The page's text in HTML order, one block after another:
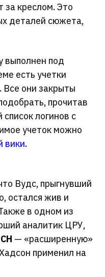
за креслом. Это
деталей сюжета,
выполнен под
есть учетки
Все они закрыты
прочитав
логинов с
учеток можно
вики.
Вудс, прыгнувший
остался жив и
в одном из
аналитик ЦРУ,
— «расширенную»
применил на